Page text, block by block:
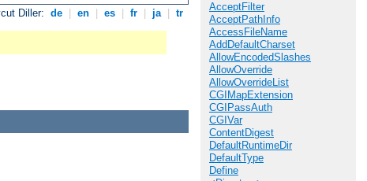
Diller: de en es fr ja tr
AcceptFilter
AcceptPathInfo
AccessFileName
AddDefaultCharset
AllowEncodedSlashes
AllowOverride
AllowOverrideList
CGIMapExtension
CGIPassAuth
CGIVar
ContentDigest
DefaultRuntimeDir
DefaultType
Define